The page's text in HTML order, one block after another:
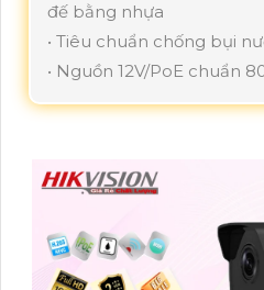
đế bằng nhựa
• Tiêu chuẩn chống bụi
• Nguồn 12V/PoE chuẩn